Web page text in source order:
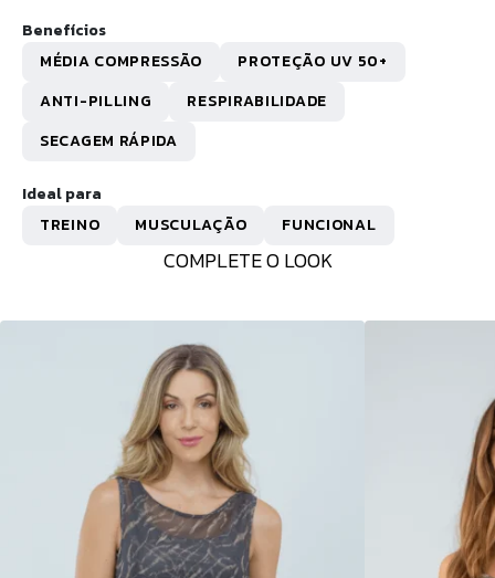
COMPLETE O LOOK
Benefícios
MÉDIA COMPRESSÃO
PROTEÇÃO UV 50+
ANTI-PILLING
RESPIRABILIDADE
SECAGEM RÁPIDA
Ideal para
TREINO
MUSCULAÇÃO FUNCIONAL